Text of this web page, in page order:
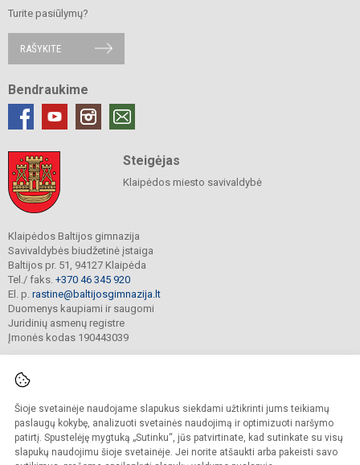
Šioje svetainėje naudojame slapukus siekdami užtikrinti jums teikiamų
paslaugų kokybę, analizuoti svetainės naudojimą ir optimizuoti naršymo
patirtį. Spustelėję mygtuką „Sutinku“, jūs patvirtinate, kad sutinkate su visų
slapukų naudojimu šioje svetainėje. Jei norite atšaukti arba pakeisti savo
Turite pasiūlymų?
RAŠYKITE
Bendraukime
Steigėjas
Klaipėdos miesto savivaldybė
Klaipėdos Baltijos gimnazija
Savivaldybės biudžetinė įstaiga
Baltijos pr. 51, 94127 Klaipėda
Tel./ faks. +370 46 345 920
El. p. rastine@baltijosgimnazija.lt
Duomenys kaupiami ir saugomi
Juridinių asmenų registre
Įmonės kodas 190443039
© 2021. Klaipėdos Baltijos gimnazija. Visos teisės saugomos.
Kopijuoti turinį be raštiško gimnazijos sutikimo griežtai draudžiama.
Prieinamumo paraiška Slapukų valdymas